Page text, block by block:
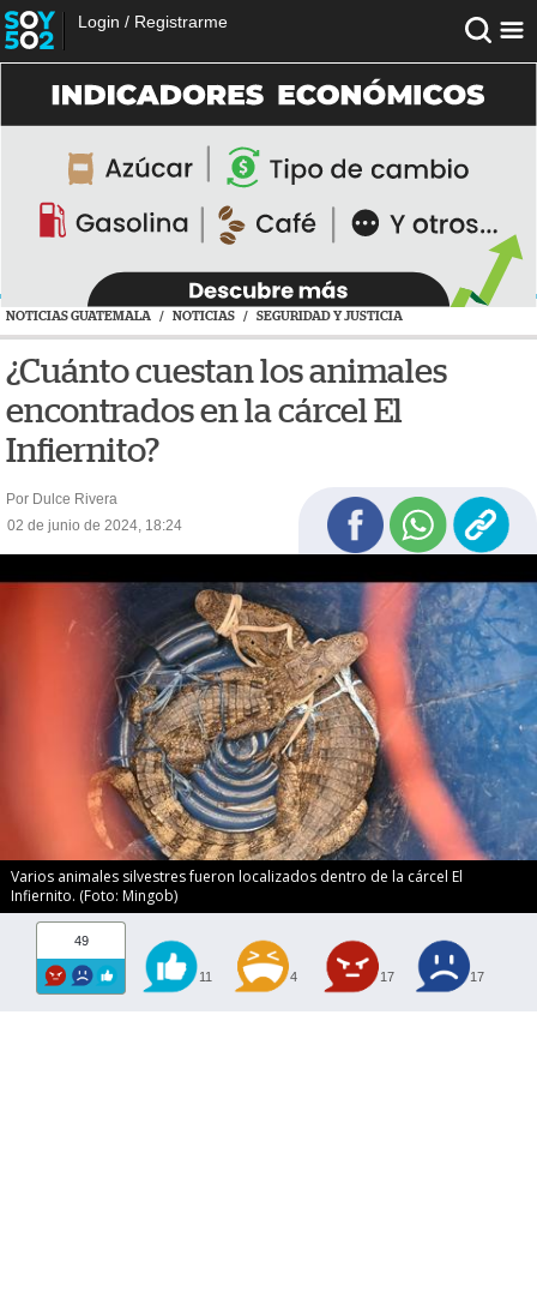
Login / Registrarme
NOTICIAS GUATEMALA / NOTICIAS / SEGURIDAD Y JUSTICIA
¿Cuánto cuestan los animales
encontrados en la cárcel El
Infiernito?
Por Dulce Rivera
02 de junio de 2024, 18:24
Varios animales silvestres fueron localizados dentro de la cárcel El
Infiernito. (Foto: Mingob)
49
11 4 17 17